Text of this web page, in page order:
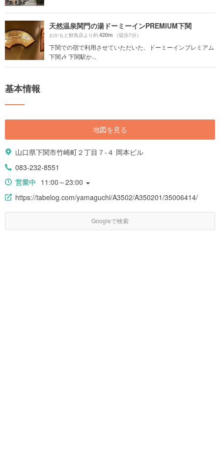
天然温泉関門の湯ドーミーインPREMIUM下関
おかもと鮮魚店より約420m （徒歩7分）
下関での宿で利用させていただいた、ドーミーインプレミアム
下関🎶 下関駅か...
基本情報
地図を見る
山口県下関市竹崎町２丁目７-４ 岡本ビル
083-232-8551
営業中 11:00～23:00
https://tabelog.com/yamaguchi/A3502/A350201/35006414/
Googleで検索